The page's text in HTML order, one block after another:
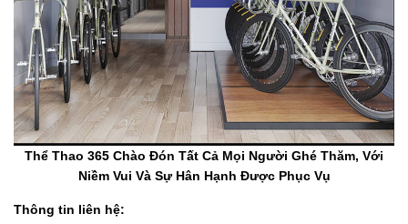
Thể Thao 365 Chào Đón Tất Cả Mọi Người Ghé Thăm, Với
Niềm Vui Và Sự Hân Hạnh Được Phục Vụ
Thông tin liên hệ: